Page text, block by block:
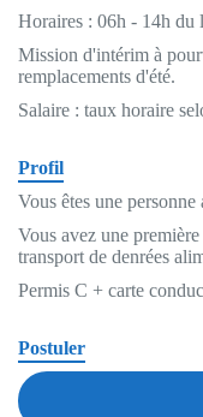
Horaires : 06h - 14h du
Mission d'intérim à
remplacements d'été.
Salaire : taux horaire
Profil
Vous êtes une
Vous avez une
transport de denrées
Permis C + carte
Postuler